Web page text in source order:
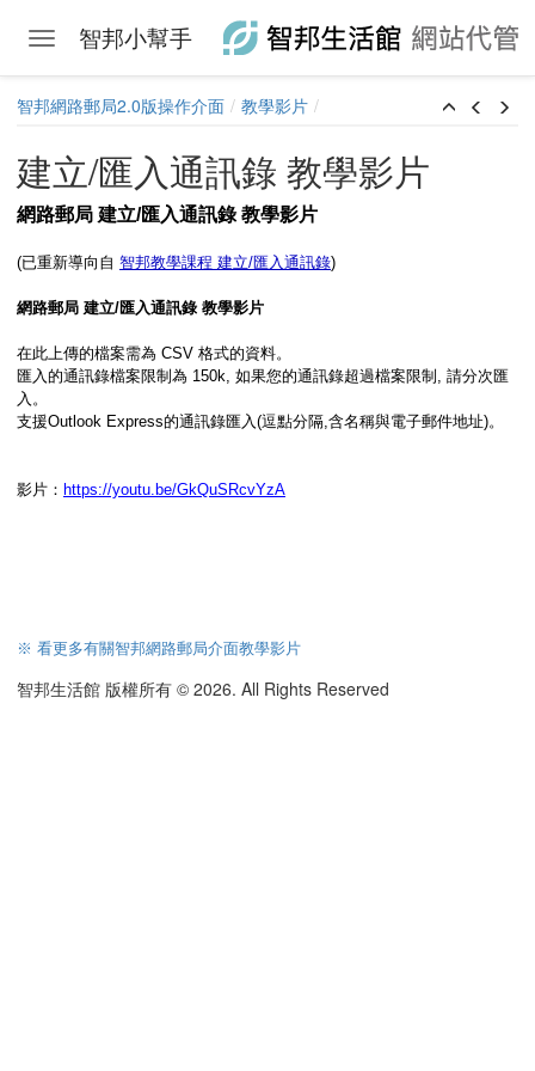
Toggle navigation
智邦小幫手
智邦網路郵局2.0版操作介面 教學影片
建立/匯入通訊錄 教學影片
網路郵局 建立/匯入通訊錄 教學影片
(已重新導向自 智邦教學課程 建立/匯入通訊錄)
網路郵局 建立/匯入通訊錄 教學影片
在此上傳的檔案需為 CSV 格式的資料。
匯入的通訊錄檔案限制為 150k, 如果您的通訊錄超過檔案限制, 請分次匯
入。
支援Outlook Express的通訊錄匯入(逗點分隔,含名稱與電子郵件地址)。
影片： https://youtu.be/GkQuSRcvYzA
※ 看更多有關智邦網路郵局介面教學影片
智邦生活館 版權所有 © 2026. All Rights Reserved